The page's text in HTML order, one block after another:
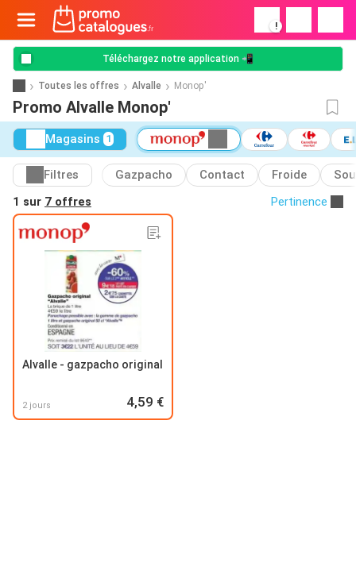
!
Téléchargez notre application 📲
Toutes les offres Alvalle Monop'
Promo Alvalle Monop'
Magasins 1
Filtres Gazpacho Contact Froide
1 sur 7 offres Pertinence
Alvalle - gazpacho original
2 jours 4,59 €